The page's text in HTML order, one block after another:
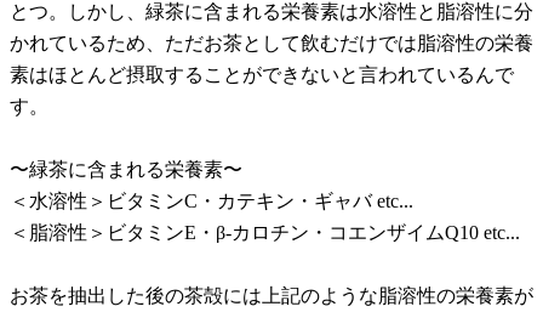
とつ。しかし、緑茶に含まれる栄養素は水溶性と脂溶性に分
かれているため、ただお茶として飲むだけでは脂溶性の栄養
素はほとんど摂取することができないと言われているんで
す。
〜緑茶に含まれる栄養素〜
＜水溶性＞ビタミンC・カテキン・ギャバ etc...
＜脂溶性＞ビタミンE・β-カロチン・コエンザイムQ10 etc...
お茶を抽出した後の茶殻には上記のような脂溶性の栄養素が